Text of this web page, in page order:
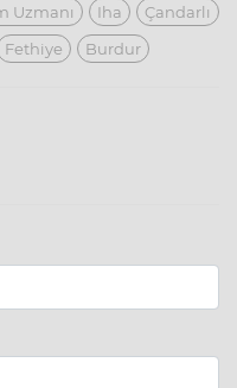
Uzmanı Iha
Çandarlı
Fethiye Burdur